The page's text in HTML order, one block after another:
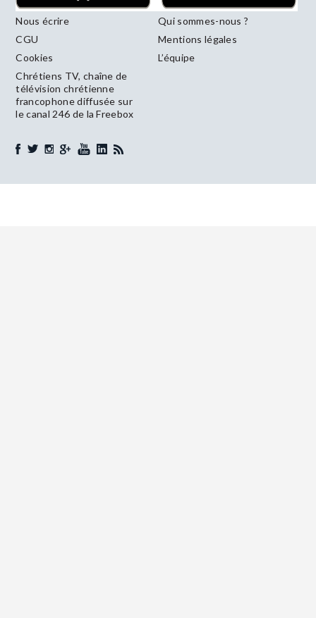
Nous écrire
Qui sommes-nous ?
CGU
Mentions légales
Cookies
L’équipe
Chrétiens TV, chaîne de
télévision chrétienne
francophone diffusée sur
le canal 246 de la Freebox